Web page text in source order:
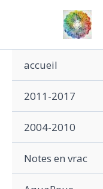
accueil
2011-2017
2004-2010
Notes en vrac